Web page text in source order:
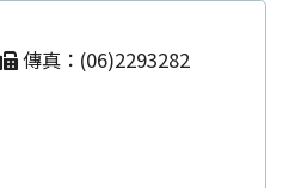
傳真：(06)2293282